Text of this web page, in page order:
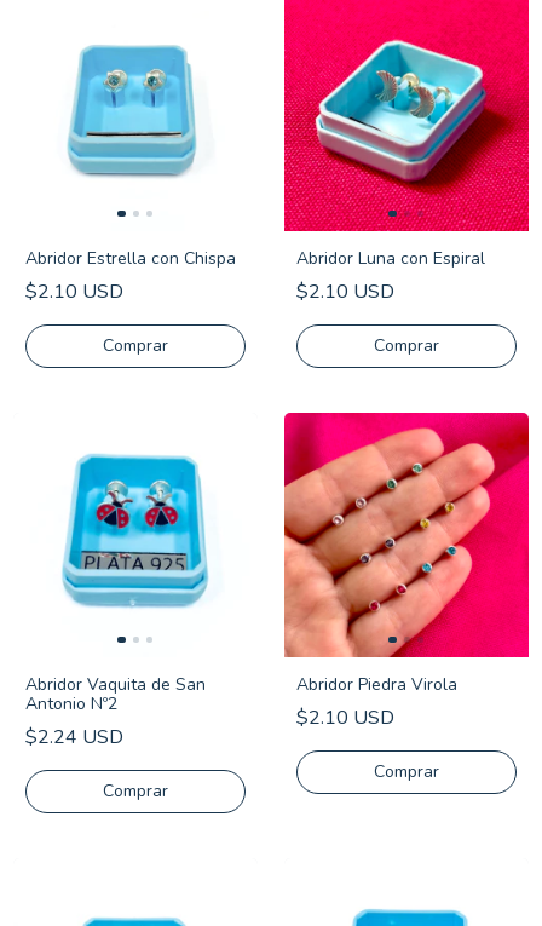
Abridor Estrella con Chispa
$2.10 USD
Comprar
Abridor Luna con Espiral
$2.10 USD
Abridor Vaquita de San
Antonio Nº2
$2.24 USD
Comprar
Abridor Piedra Virola
$2.10 USD
Comprar